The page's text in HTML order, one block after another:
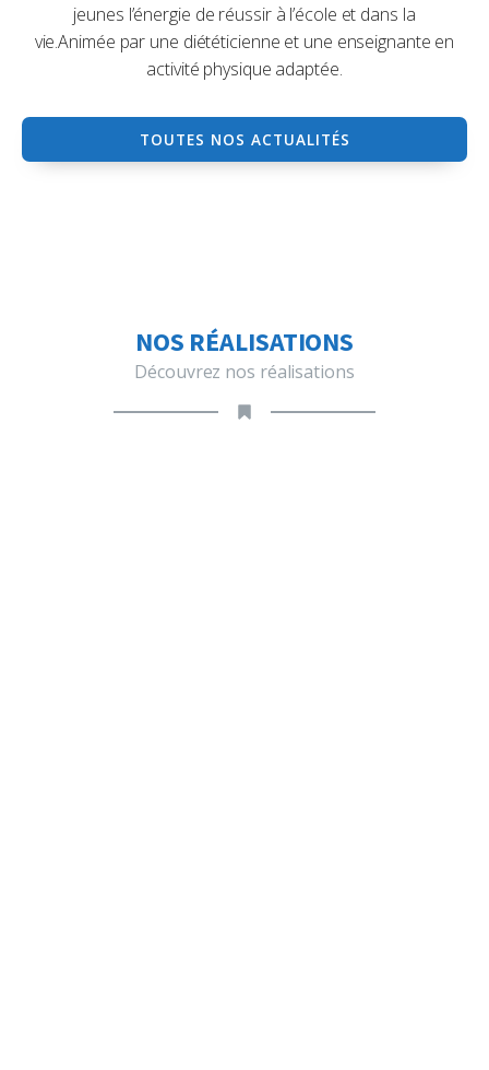
jeunes l’énergie de réussir à l’école et dans la
vie.Animée par une diététicienne et une enseignante en
activité physique adaptée.
TOUTES NOS ACTUALITÉS
NOS RÉALISATIONS
Découvrez nos réalisations